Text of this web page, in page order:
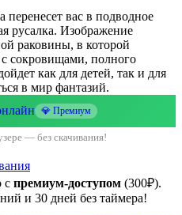
перенесет вас в подводное
русалка. Изображение
раковины, в которой
с сокровищами, полного
как для детей, так и для
в мир фантазий.
💎 Премиум
— без скачивания!
с премиум-доступом (300₽).
и 30 дней без таймера!